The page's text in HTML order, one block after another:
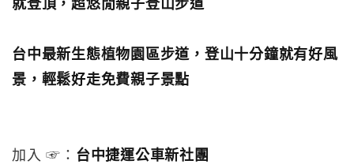
就登頂，超悠閒親子登山步道
台中最新生態植物園區步道，登山十分鐘就有好風
景，輕鬆好走免費親子景點
加入 ☞： 台中捷運公車新社團